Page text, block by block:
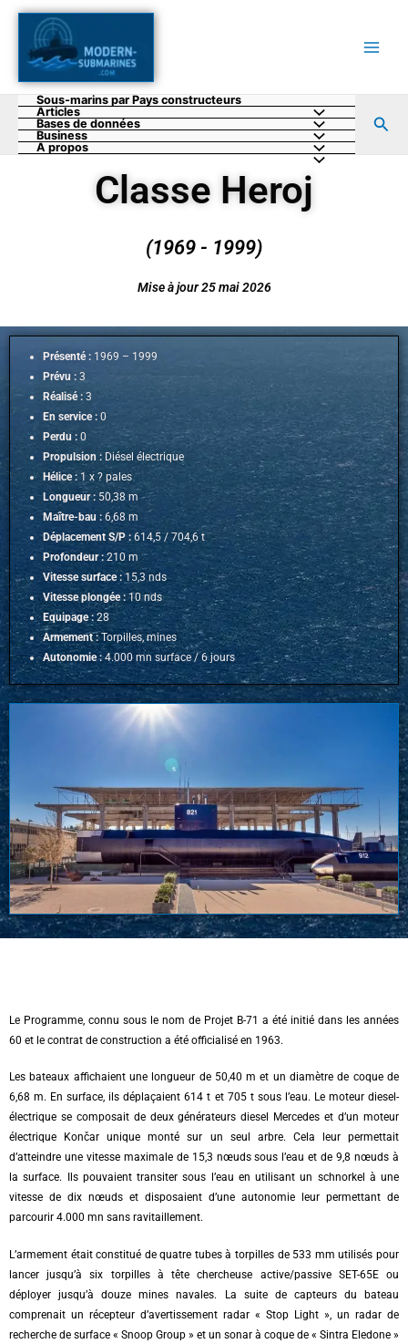
Aller
contenu
Sous-marins par Pays constructeurs
Articles
Bases de données
Business
A propos
Classe Heroj
(1969 - 1999)
Mise à jour 25 mai 2026
Présenté : 1969 – 1999
Prévu : 3
Réalisé : 3
En service : 0
Perdu : 0
Propulsion : Diésel électrique
Hélice : 1 x ? pales
Longueur :50,38 m
Maître-bau :6,68 m
Déplacement S/P : 614,5 / 704,6 t
Profondeur :210 m
Vitesse surface :15,3 nds
Vitesse plongée :10 nds
Equipage : 28
Armement :Torpilles, mines
Autonomie :4.000 mn surface / 6 jours
Le Programme, connu sous le nom de Projet B-71 a été initié dans les années
60 et le contrat de construction a été officialisé en 1963.
Les bateaux affichaient une longueur de 50,40 m et un diamètre de coque de
6,68 m. En surface, ils déplaçaient 614 t et 705 t sous l’eau. Le moteur diesel-
électrique se composait de deux générateurs diesel Mercedes et d’un moteur
électrique Končar unique monté sur un seul arbre. Cela leur permettait
d’atteindre une vitesse maximale de 15,3 nœuds sous l’eau et de 9,8 nœuds à
la surface. Ils pouvaient transiter sous l’eau en utilisant un schnorkel à une
vitesse de dix nœuds et disposaient d’une au­tonomie leur permettant de
parcourir 4.000 mn sans ravitaille­ment.
L’armement était constitué de quatre tubes à torpilles de 533 mm utilisés pour
lancer jusqu’à six torpilles à tête chercheuse active/passive SET-65E ou
déployer jusqu’à douze mines navales. La suite de capteurs du bateau
comprenait un récepteur d’avertissement radar « Stop Light », un radar de
recherche de surface « Snoop Group » et un sonar à coque de « Sintra Eledone »